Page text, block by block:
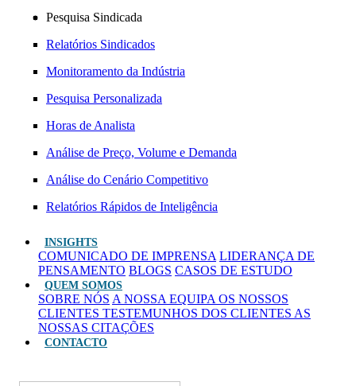
Pesquisa Sindicada
Relatórios Sindicados
Monitoramento da Indústria
Pesquisa Personalizada
Horas de Analista
Análise de Preço, Volume e Demanda
Análise do Cenário Competitivo
Relatórios Rápidos de Inteligência
INSIGHTS
COMUNICADO DE IMPRENSA LIDERANÇA DE
PENSAMENTO BLOGS CASOS DE ESTUDO
QUEM SOMOS
SOBRE NÓS A NOSSA EQUIPA OS NOSSOS
CLIENTES TESTEMUNHOS DOS CLIENTES AS
NOSSAS CITAÇÕES
CONTACTO